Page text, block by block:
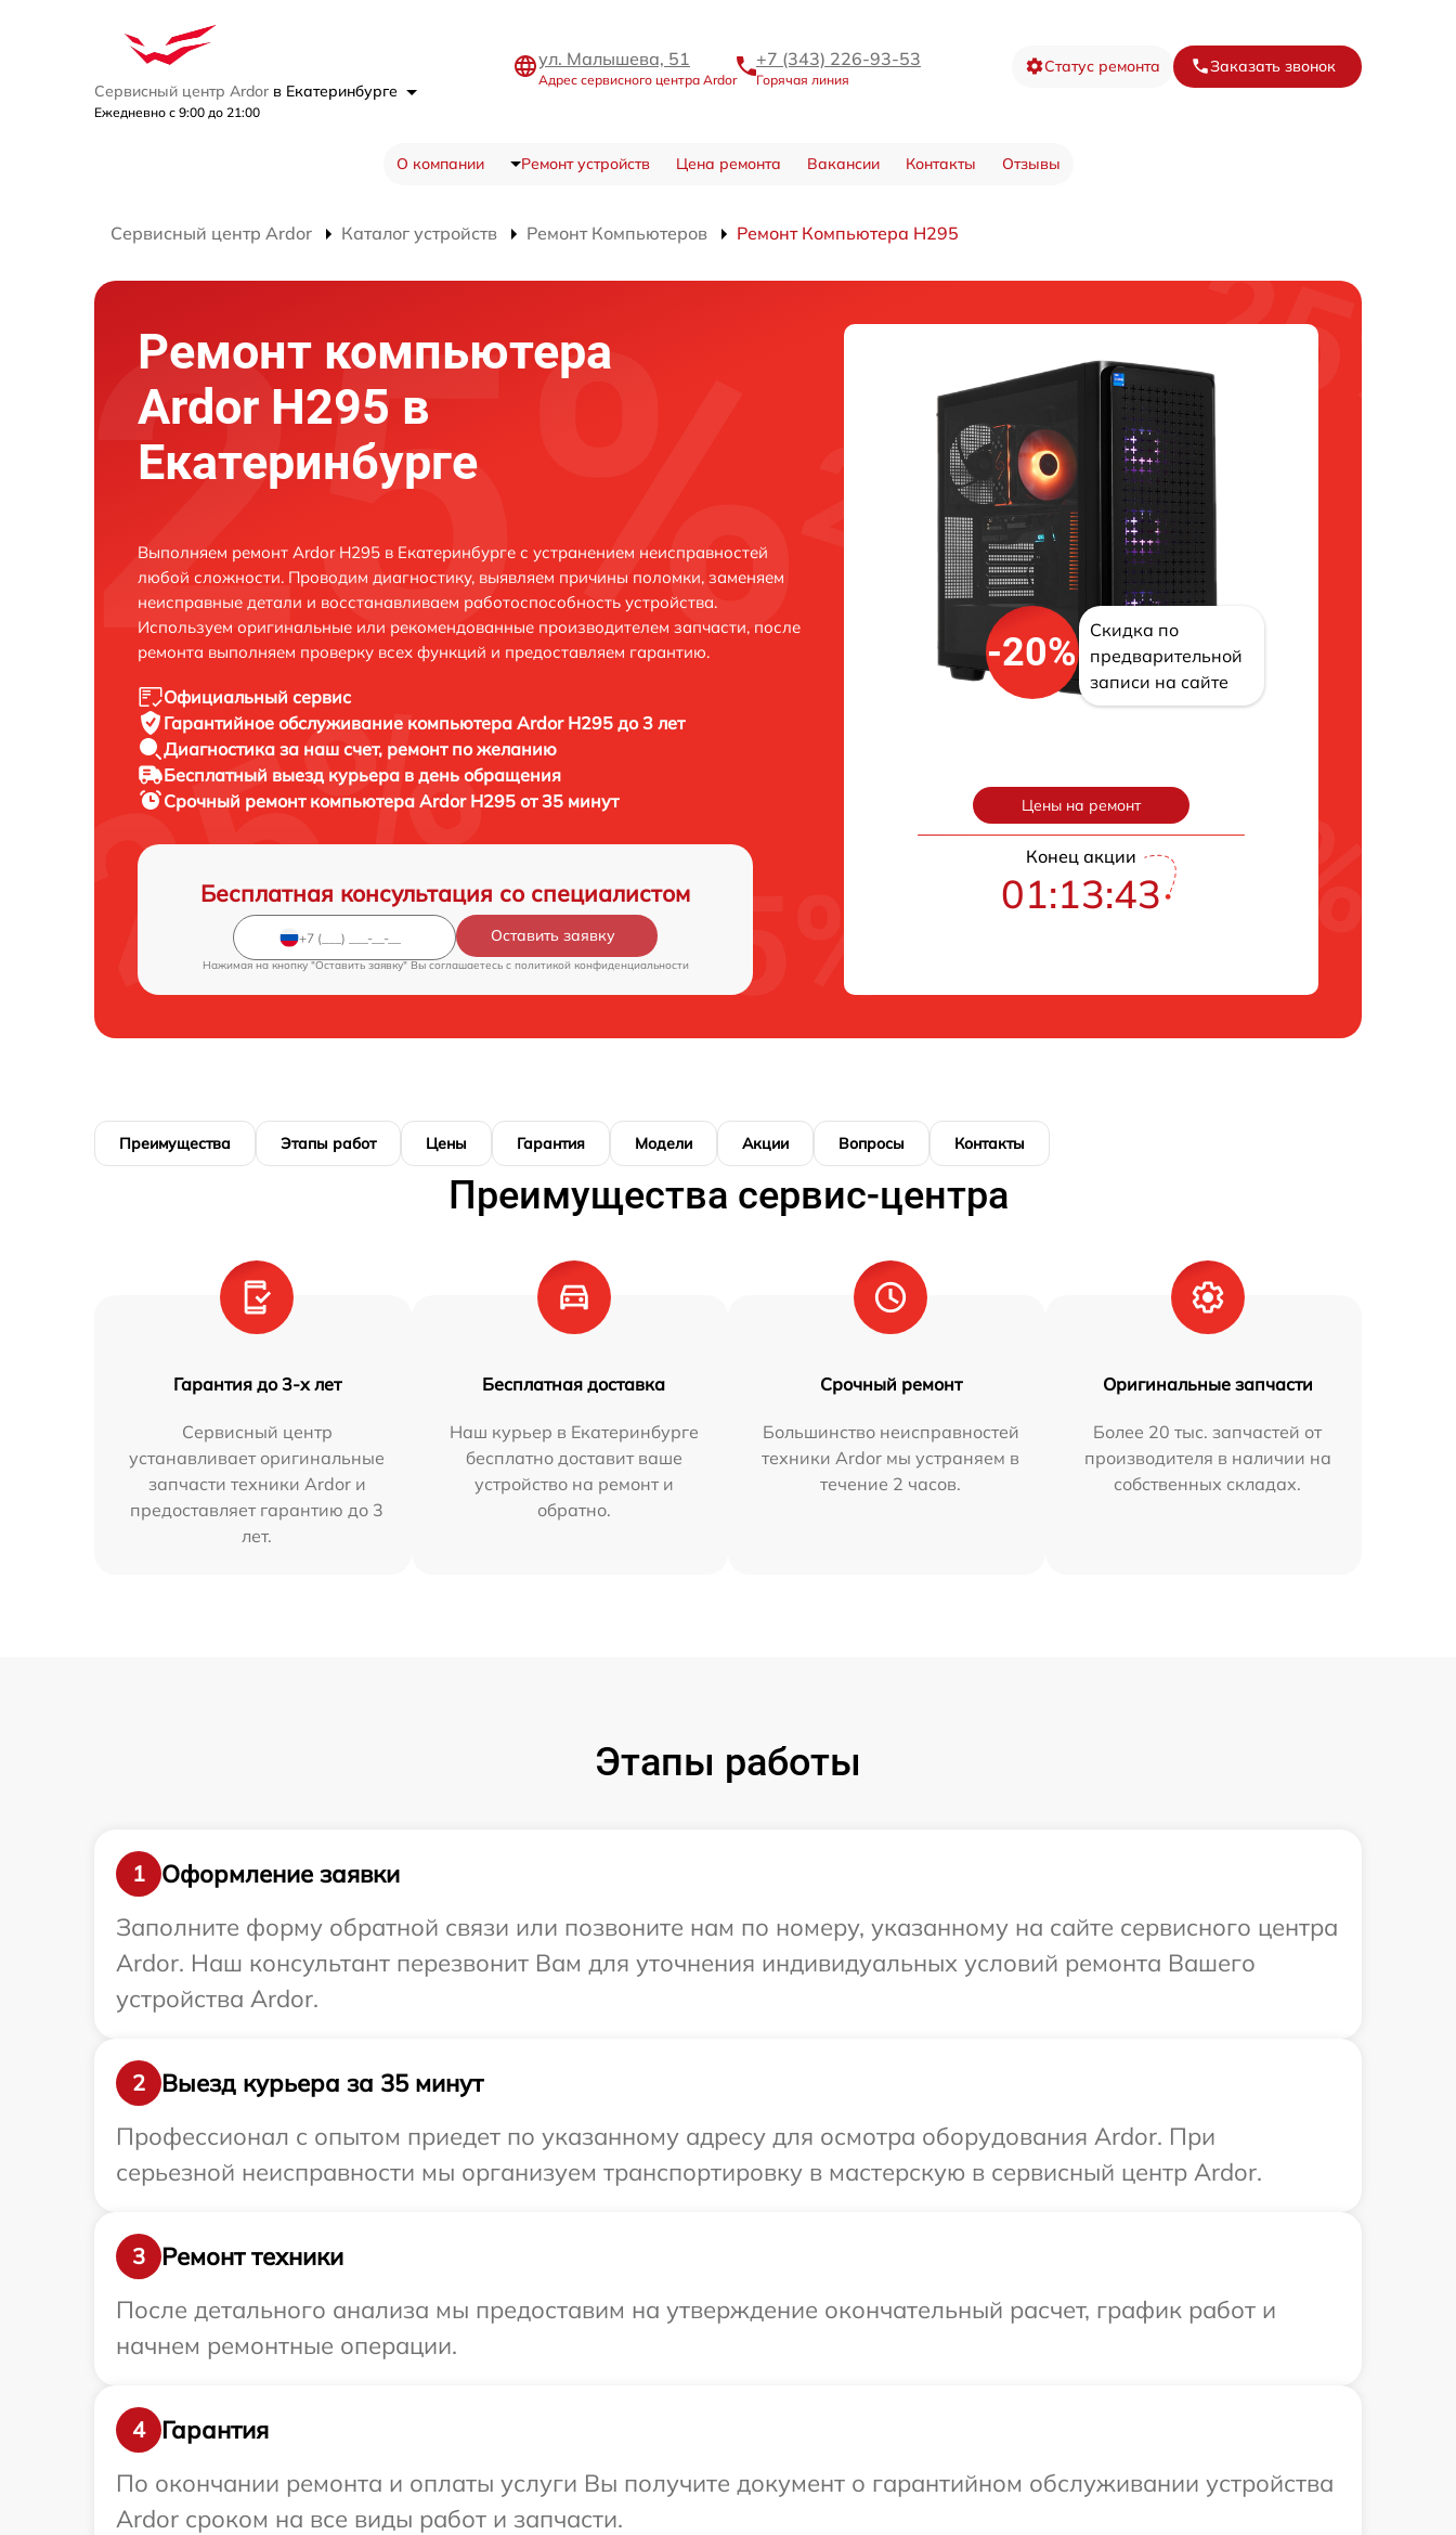
Сервисный центр Ardor в Екатеринбурге
Ежедневно с 9:00 до 21:00
ул. Малышева, 51
Адрес сервисного центра Ardor
+7 (343) 226-93-53
Горячая линия
Статус ремонта Заказать звонок
О компании Ремонт устройств Цена ремонта Вакансии Контакты Отзывы
Сервисный центр Ardor Каталог устройств Ремонт Компьютеров Ремонт Компьютера H295
Ремонт компьютера
Ardor H295 в
Екатеринбурге
Выполняем ремонт Ardor H295 в Екатеринбурге с устранением неисправностей
любой сложности. Проводим диагностику, выявляем причины поломки, заменяем
неисправные детали и восстанавливаем работоспособность устройства.
Используем оригинальные или рекомендованные производителем запчасти, после
ремонта выполняем проверку всех функций и предоставляем гарантию.
Официальный сервис
Гарантийное обслуживание компьютера Ardor H295 до 3 лет
Диагностика за наш счет, ремонт по желанию
Бесплатный выезд курьера в день обращения
Срочный ремонт компьютера Ardor H295 от 35 минут
Бесплатная консультация со специалистом
Оставить заявку
Нажимая на кнопку "Оставить заявку" Вы соглашаетесь c политикой конфиденциальности
-20%
Скидка по
предварительной
записи на сайте
Цены на ремонт
Конец акции
01:13:42
Преимущества Этапы работ Цены Гарантия Модели Акции Вопросы Контакты
Преимущества сервис-центра
Гарантия до 3-х лет
Сервисный центр
устанавливает оригинальные
запчасти техники Ardor и
предоставляет гарантию до 3
лет.
Бесплатная доставка
Наш курьер в Екатеринбурге
бесплатно доставит ваше
устройство на ремонт и
обратно.
Срочный ремонт
Большинство неисправностей
техники Ardor мы устраняем в
течение 2 часов.
Оригинальные запчасти
Более 20 тыс. запчастей от
производителя в наличии на
собственных складах.
Этапы работы
1
Оформление заявки
Заполните форму обратной связи или позвоните нам по номеру, указанному на сайте сервисного центра
Ardor. Наш консультант перезвонит Вам для уточнения индивидуальных условий ремонта Вашего
устройства Ardor.
2
Выезд курьера за 35 минут
Профессионал с опытом приедет по указанному адресу для осмотра оборудования Ardor. При
серьезной неисправности мы организуем транспортировку в мастерскую в сервисный центр Ardor.
3
Ремонт техники
После детального анализа мы предоставим на утверждение окончательный расчет, график работ и
начнем ремонтные операции.
4
Гарантия
По окончании ремонта и оплаты услуги Вы получите документ о гарантийном обслуживании устройства
Ardor сроком на все виды работ и запчасти.